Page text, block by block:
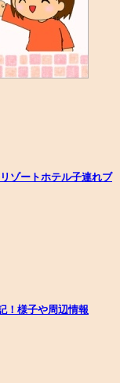
ゾートホテル子連れブ
！様子や周辺情報